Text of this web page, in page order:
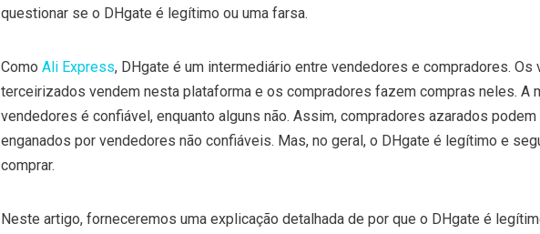
questionar se o DHgate é legítimo ou uma farsa.
Como Ali Express, DHgate é um intermediário entre vendedores e compradores. Os
terceirizados vendem nesta plataforma e os compradores fazem compras neles. A
vendedores é confiável, enquanto alguns não. Assim, compradores azarados podem
enganados por vendedores não confiáveis. Mas, no geral, o DHgate é legítimo e
comprar.
Neste artigo, forneceremos uma explicação detalhada de por que o DHgate é